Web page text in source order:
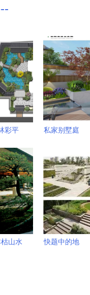
彩平
与初
指南
私家别墅庭
打造诗意栖
居的园林案
例解析
山水
快题中的地